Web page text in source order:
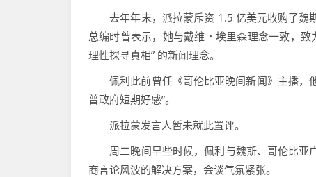
去年年末，派拉蒙斥资 1.5 亿美元收购了魏
总编时曾表示，她与戴维・埃里森理念一致，
理性探寻真相” 的新闻理念。
佩利此前曾任《哥伦比亚晚间新闻》主播，
普政府短期好感”。
派拉蒙发言人暂未就此置评。
周二晚间早些时候，佩利与魏斯、哥伦比亚
商言论风波的解决方案，会谈气氛紧张。